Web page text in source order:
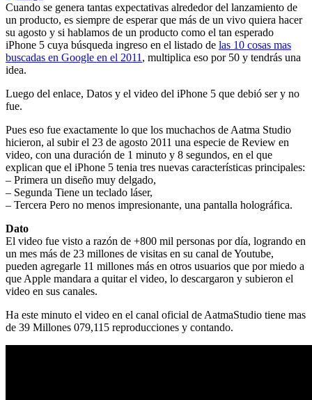
Cuando se genera tantas expectativas alrededor del lanzamiento de
un producto, es siempre de esperar que más de un vivo quiera hacer
su agosto y si hablamos de un producto como el tan esperado
iPhone 5 cuya búsqueda ingreso en el listado de las 10 cosas mas
buscadas en Google en el 2011 , multiplica eso por 50 y tendrás una
idea.
Luego del enlace, Datos y el video del iPhone 5 que debió ser y no
fue.
Pues eso fue exactamente lo que los muchachos de Aatma Studio
hicieron, al subir el 23 de agosto 2011 una especie de Review en
video, con una duración de 1 minuto y 8 segundos, en el que
explican que el iPhone 5 tenia tres nuevas características principales:
– Primera un diseño muy delgado,
– Segunda Tiene un teclado láser,
– Tercera Pero no menos impresionante, una pantalla holográfica.
Dato
El video fue visto a razón de +800 mil personas por día, logrando en
un mes más de 23 millones de visitas en su canal de Youtube,
pueden agregarle 11 millones más en otros usuarios que por miedo a
que Apple mandara a quitar el video, lo descargaron y subieron el
video en sus canales.
Ha este minuto el video en el canal oficial de AatmaStudio tiene mas
de 39 Millones 079,115 reproducciones y contando.